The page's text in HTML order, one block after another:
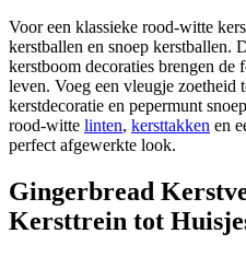
Voor een klassieke rood-witte
kerstballen en snoep kerstballen.
kerstboom decoraties brengen de
leven. Voeg een vleugje zoetheid
kerstdecoratie en pepermunt
rood-witte linten, kersttakken en
perfect afgewerkte look.
Gingerbread
Kersttrein tot